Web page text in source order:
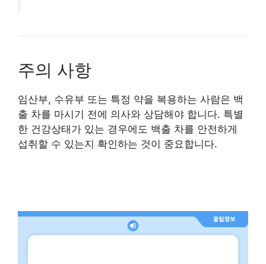
주의 사항
임산부, 수유부 또는 특정 약을 복용하는 사람은 백
출 차를 마시기 전에 의사와 상담해야 합니다. 특별
한 건강상태가 있는 경우에도 백출 차를 안전하게
섭취할 수 있는지 확인하는 것이 중요합니다.